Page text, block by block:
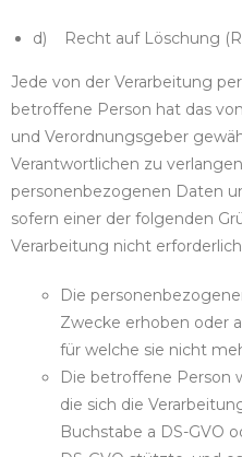
d) Recht auf Löschung
Jede von der Verarbeitung
betroffene Person hat das
und Verordnungsgeber
Verantwortlichen zu
personenbezogenen Daten
sofern einer der folgenden
Verarbeitung nicht
Die
Zwecke erhoben oder
für welche sie nicht
Die betroffene Person
die sich die
Buchstabe a DS-GVO